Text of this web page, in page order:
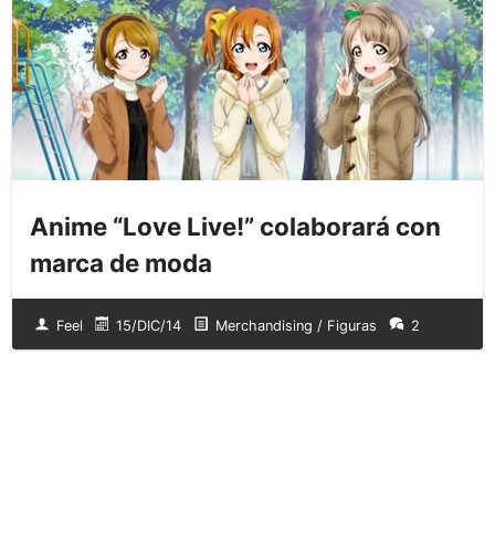
Anime “Love Live!” colaborará con
marca de moda
Feel 15/DIC/14 Merchandising / Figuras 2